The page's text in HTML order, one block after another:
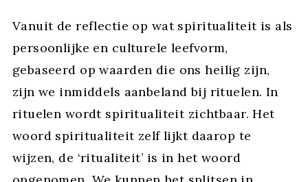
Vanuit de reflectie op wat spiritualiteit is als
persoonlijke en culturele leefvorm,
gebaseerd op waarden die ons heilig zijn,
zijn we inmiddels aanbeland bij rituelen. In
rituelen wordt spiritualiteit zichtbaar. Het
woord spiritualiteit zelf lijkt daarop te
wijzen, de ‘ritualiteit’ is in het woord